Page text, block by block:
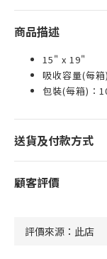
商品描述
15" x 19"
吸收容量(每
包裝(每箱)：
送貨及付款方式
顧客評價